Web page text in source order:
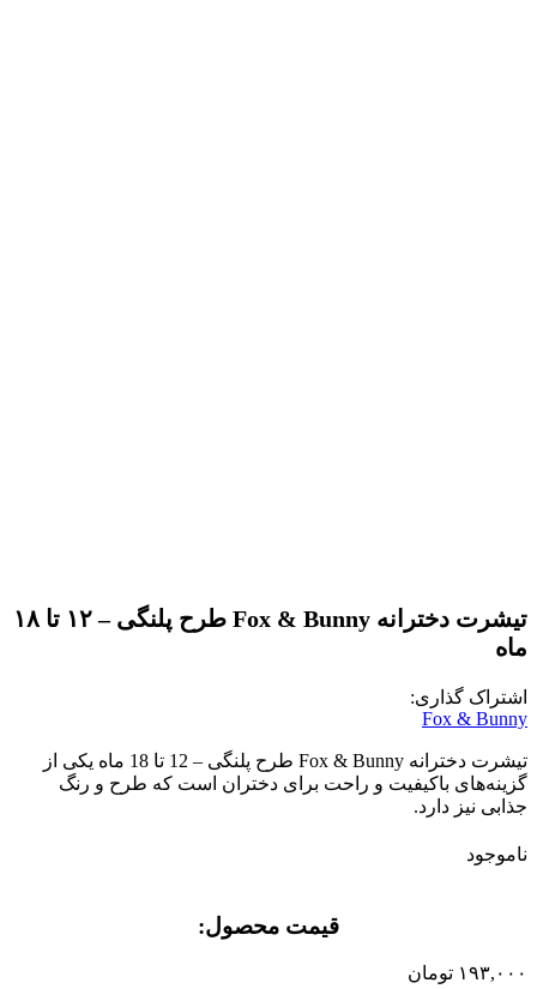
تیشرت دخترانه Fox & Bunny طرح پلنگی – ۱۲ تا ۱۸
ماه
اشتراک گذاری:
Fox & Bunny
تیشرت دخترانه Fox & Bunny طرح پلنگی – 12 تا 18 ماه یکی از
گزینه‌های باکیفیت و راحت برای دختران است که طرح و رنگ
جذابی نیز دارد.
ناموجود
قیمت محصول:​
۱۹۳,۰۰۰ تومان